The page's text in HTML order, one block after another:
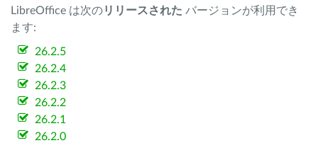
LibreOffice は次のリリースされた バージョンが利用でき
ます:
26.2.5
26.2.4
26.2.3
26.2.2
26.2.1
26.2.0